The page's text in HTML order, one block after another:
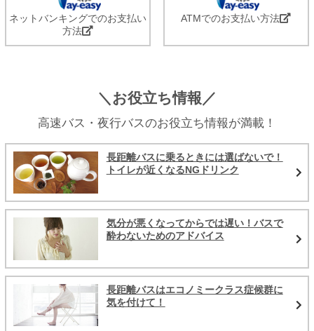
ネットバンキングでのお支払い
方法
ATMでのお支払い方法
＼お役立ち情報／
高速バス・夜行バスのお役立ち情報が満載！
長距離バスに乗るときには選ばないで！
トイレが近くなるNGドリンク
気分が悪くなってからでは遅い！バスで
酔わないためのアドバイス
長距離バスはエコノミークラス症候群に
気を付けて！